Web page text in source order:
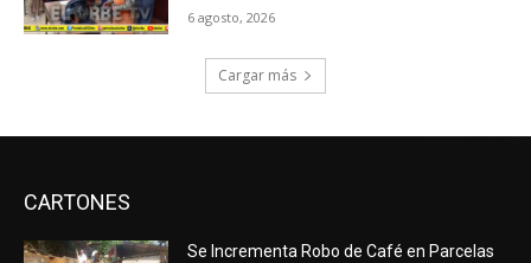
6 agosto, 2026
Cargar más
CARTONES
Se Incrementa Robo de Café en Parcelas